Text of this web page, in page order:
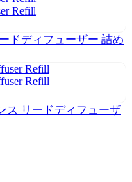
ドディフューザー 詰め
ス リードディフューザ